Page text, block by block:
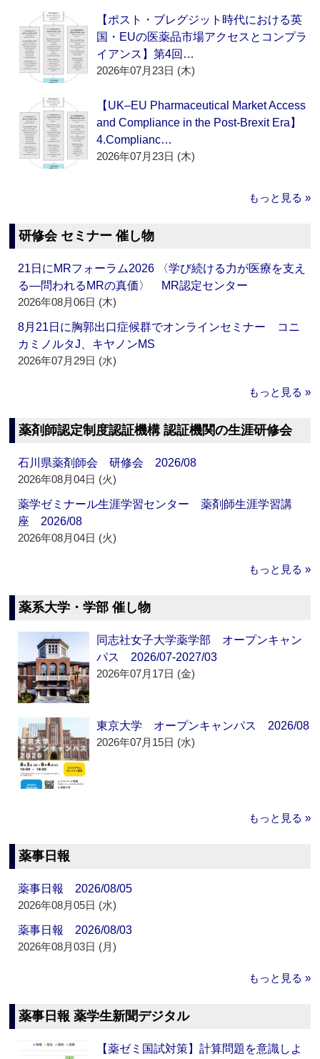
【ポスト・ブレグジット時代における英
国・EUの医薬品市場アクセスとコンプラ
イアンス】第4回…
2026年07月23日 (木)
【UK–EU Pharmaceutical Market Access
and Compliance in the Post-Brexit Era】
4.Complianc…
2026年07月23日 (木)
もっと見る »
研修会 セミナー 催し物
21日にMRフォーラム2026 〈学び続ける力が医療を支え
る―問われるMRの真価〉 MR認定センター
2026年08月06日 (木)
8月21日に胸郭出口症候群でオンラインセミナー コニ
カミノルタJ、キヤノンMS
2026年07月29日 (水)
もっと見る »
薬剤師認定制度認証機構 認証機関の生涯研修会
石川県薬剤師会 研修会 2026/08
2026年08月04日 (火)
薬学ゼミナール生涯学習センター 薬剤師生涯学習講
座 2026/08
2026年08月04日 (火)
もっと見る »
薬系大学・学部 催し物
同志社女子大学薬学部 オープンキャン
パス 2026/07-2027/03
2026年07月17日 (金)
東京大学 オープンキャンパス 2026/08
2026年07月15日 (水)
もっと見る »
薬事日報
薬事日報 2026/08/05
2026年08月05日 (水)
薬事日報 2026/08/03
2026年08月03日 (月)
もっと見る »
薬事日報 薬学生新聞デジタル
【薬ゼミ国試対策】計算問題を意識しよ